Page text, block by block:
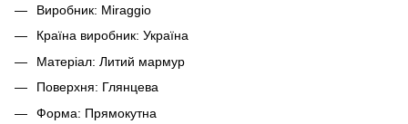
Виробник: Miraggio
Країна виробник: Україна
Матеріал: Литий мармур
Поверхня: Глянцева
Форма: Прямокутна